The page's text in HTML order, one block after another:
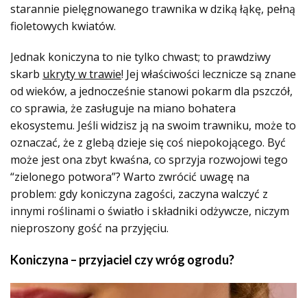
starannie pielęgnowanego trawnika w dziką łąkę, pełną
fioletowych kwiatów.
Jednak koniczyna to nie tylko chwast; to prawdziwy
skarb ukryty w trawie! Jej właściwości lecznicze są znane
od wieków, a jednocześnie stanowi pokarm dla pszczół,
co sprawia, że zasługuje na miano bohatera
ekosystemu. Jeśli widzisz ją na swoim trawniku, może to
oznaczać, że z glebą dzieje się coś niepokojącego. Być
może jest ona zbyt kwaśna, co sprzyja rozwojowi tego
“zielonego potwora”? Warto zwrócić uwagę na
problem: gdy koniczyna zagości, zaczyna walczyć z
innymi roślinami o światło i składniki odżywcze, niczym
nieproszony gość na przyjęciu.
Koniczyna – przyjaciel czy wróg ogrodu?